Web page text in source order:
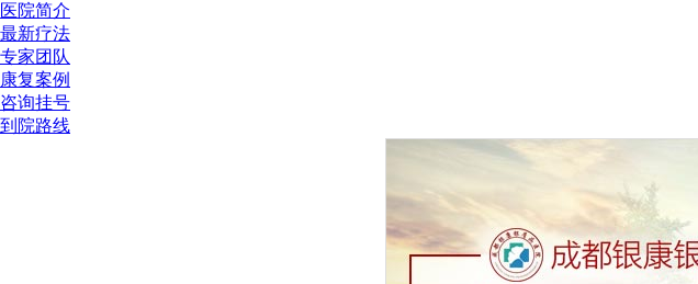
医院简介
最新疗法
专家团队
康复案例
咨询挂号
到院路线